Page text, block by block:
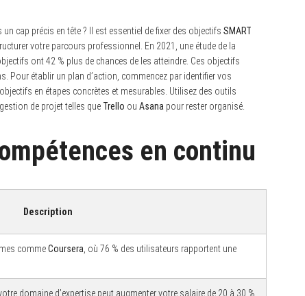
cap précis en tête ? Il est essentiel de fixer des objectifs SMART
votre parcours professionnel. En 2021, une étude de la
ont 42 % plus de chances de les atteindre. Ces objectifs
Pour établir un plan d’action, commencez par identifier vos
en étapes concrètes et mesurables. Utilisez des outils
de projet telles que Trello ou Asana pour rester organisé.
en continu
Description
commeCoursera, où 76 % des utilisateurs rapportent une
domaine d’expertise peut augmenter votre salaire de 20 à 30 %